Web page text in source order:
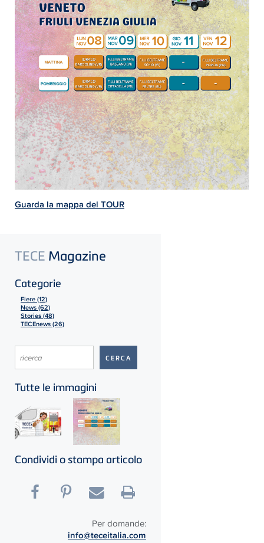
Guarda la mappa del TOUR
TECE Magazine
Categorie
Fiere (12)
News (62)
Stories (48)
TECEnews (26)
Tutte le immagini
Condividi o stampa articolo
Per domande:
info@teceitalia.com